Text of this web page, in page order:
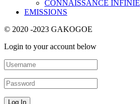
CONNAISSANCE INFINIE
EMISSIONS
© 2020 -2023 GAKOGOE
Login to your account below